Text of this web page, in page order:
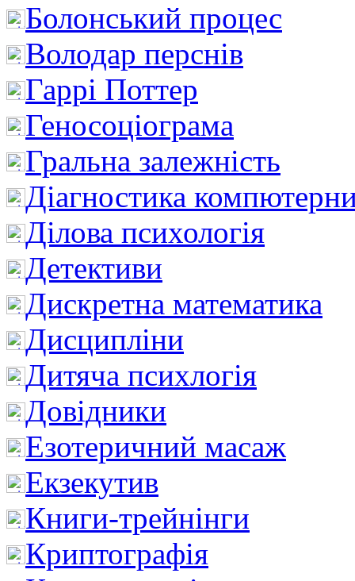
Болонський процес
Володар перснів
Гаррі Поттер
Геносоціограма
Гральна залежність
Діагностика
Ділова психологія
Детективи
Дискретна математика
Дисципліни
Дитяча психлогія
Довідники
Езотеричний масаж
Екзекутив
Книги-трейнінги
Криптографія